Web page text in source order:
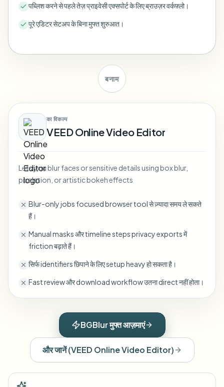
Video intelligence
Bulk face blur
High-throughput pipelines
Enterprise zones, policies, and review
Automate uploads, jobs, and webhooks
Video intelligence
Bulk background removal
पब्लिश करने से पहले तेज़ प्राइवेसी एक्सपोर्ट के लिए ब्राउज़र वर्कफ़्लो।
पूरे एडिटर सेटअप के बिना मुफ्त शुरुआत।
बनाम
का विकल्प
VEED Online Video Editor
Lets you blur faces or sensitive details using box blur,
pixelation, or artistic bokeh effects
Blur-only jobs focused browser tool से ज़्यादा समय ले सकते
हैं।
Manual masks और timeline steps privacy exports में
friction बढ़ाते हैं।
सिर्फ identifiers छिपाने के लिए setup heavy हो सकता है।
Fast review और download workflow उतना direct नहीं होता।
BGBlur मुफ्त आज़माएं
और जानें(VEED Online Video Editor)